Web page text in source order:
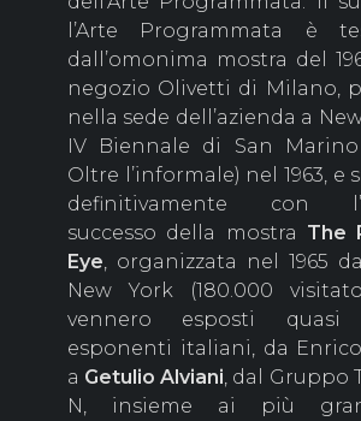
l’Arte Programmata è
dall’omonima mostra del
negozio Olivetti di Milano,
nella sede dell’azienda a
IV Biennale di San
Oltre l’informale) nel 1963, e
definitivamente con
successo della mostra The
Eye , organizzata nel 1965
New York (180.000
vennero esposti
esponenti italiani, da
a Getulio Alviani , dal Gruppo
N, insieme ai più